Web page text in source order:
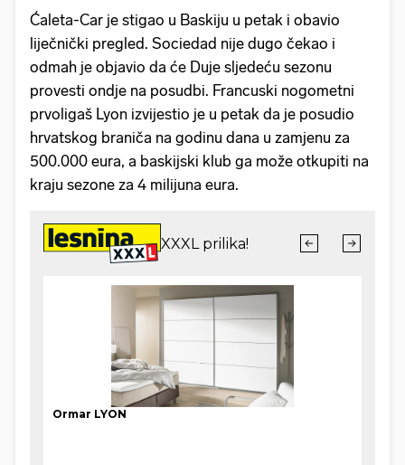
Ćaleta-Car je stigao u Baskiju u petak i obavio
liječnički pregled. Sociedad nije dugo čekao i
odmah je objavio da će Duje sljedeću sezonu
provesti ondje na posudbi. Francuski nogometni
prvoligaš Lyon izvijestio je u petak da je posudio
hrvatskog braniča na godinu dana u zamjenu za
500.000 eura, a baskijski klub ga može otkupiti na
kraju sezone za 4 milijuna eura.